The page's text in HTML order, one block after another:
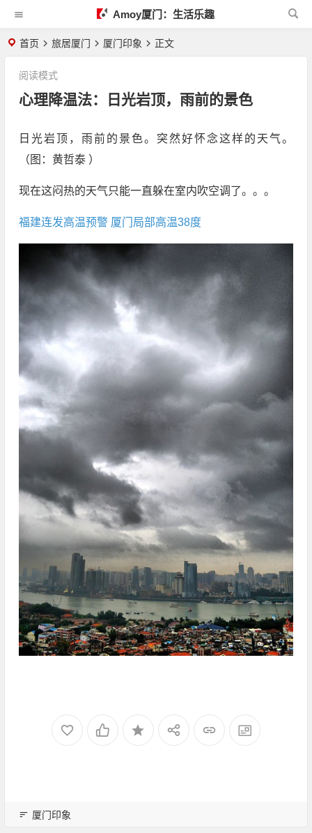
Amoy厦门：生活乐趣
首页 旅居厦门 厦门印象 正文
心理降温法：日光岩顶，雨前的景色
阅读模式
日光岩顶，雨前的景色。突然好怀念这样的天气。
（图：黄哲泰 ）
现在这闷热的天气只能一直躲在室内吹空调了。。。
福建连发高温预警 厦门局部高温38度
厦门印象